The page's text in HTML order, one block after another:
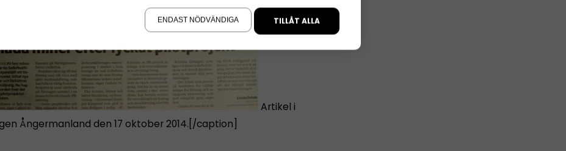
Artikel i
Ångermanland den 17 oktober 2014.[/caption]
ENDAST NÖDVÄNDIGA TILLÅT ALLA